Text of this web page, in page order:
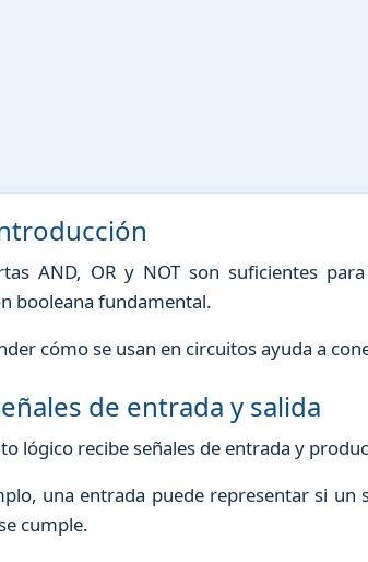
AND, OR y NOT son suficientes
booleana fundamental.
cómo se usan en circuitos ayuda a
de entrada y salida
lógico recibe señales de entrada y
una entrada puede representar si
cumple.